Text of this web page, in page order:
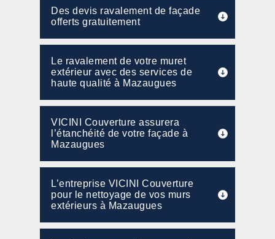
Des devis ravalement de façade
offerts gratuitement
Le ravalement de votre muret
extérieur avec des services de
haute qualité à Mazaugues
VICINI Couverture assurera
l’étanchéité de votre façade à
Mazaugues
L’entreprise VICINI Couverture
pour le nettoyage de vos murs
extérieurs à Mazaugues